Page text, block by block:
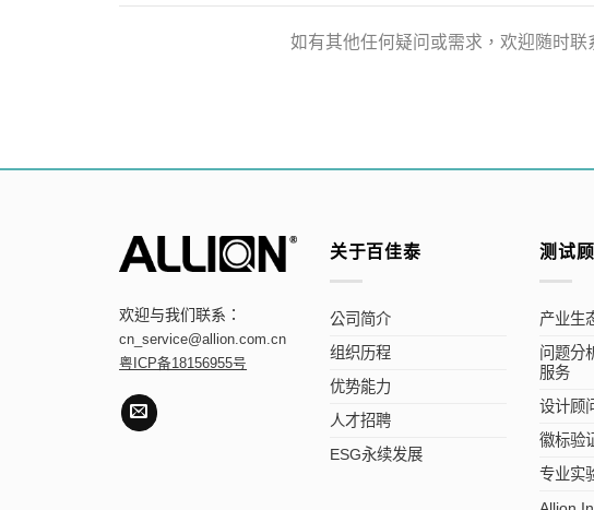
如有其他任何疑问或需求，欢迎随时联
欢迎与我们联系：
cn_service@allion.com.cn
粤ICP备18156955号
关于百佳泰
公司简介
组织历程
优势能力
人才招聘
ESG永续发展
测试
产业生
问题分
服务
设计顾
徽标验
专业实